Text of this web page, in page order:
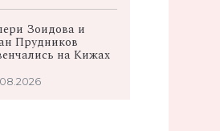
Зоидова и
Прудников
на Кижах